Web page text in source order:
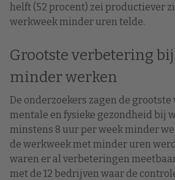
helft (52 procent) zei productiever
werkweek minder uren telde.
Grootste verbetering
minder werken
De onderzoekers zagen de
mentale en fysieke gezondheid bij
minstens 8 uur per week minder
de werkweek met minder uren
waren er al verbeteringen
met de 12 bedrijven waar de